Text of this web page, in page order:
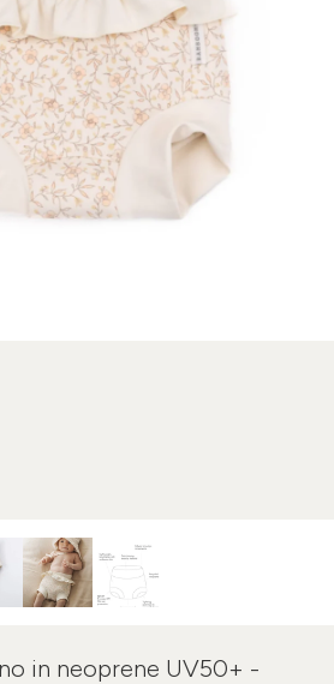
in neoprene UV50+ -